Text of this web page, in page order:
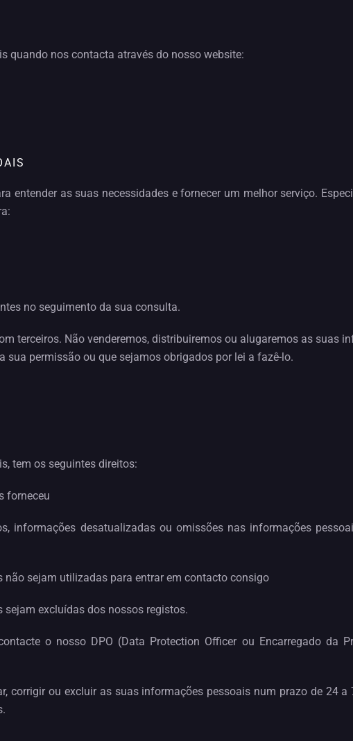
quando nos contacta através do nosso website:
entender as suas necessidades e fornecer um melhor serviço.
no seguimento da sua consulta.
terceiros. Não venderemos, distribuiremos ou alugaremos as suas
sua permissão ou que sejamos obrigados por lei a fazê-lo.
tem os seguintes direitos:
forneceu
informações desatualizadas ou omissões nas informações
sejam utilizadas para entrar em contacto consigo
excluídas dos nossos registos.
o nosso DPO (Data Protection Officer ou Encarregado da
corrigir ou excluir as suas informações pessoais num prazo de 24 a